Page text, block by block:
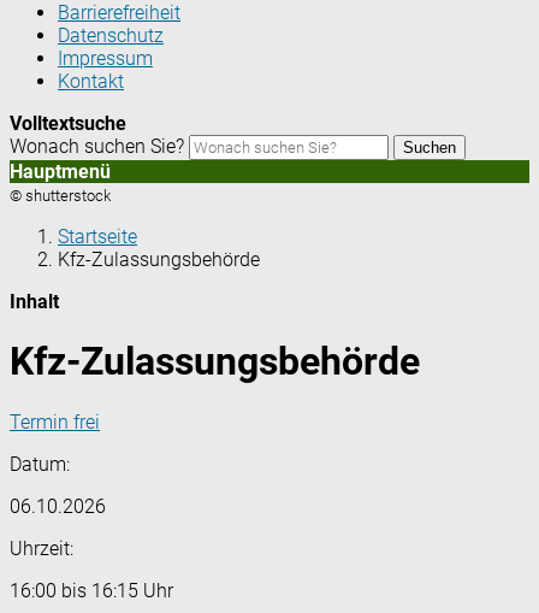
Barrierefreiheit
Datenschutz
Impressum
Kontakt
Volltextsuche
Wonach suchen Sie?
Suchen
Hauptmenü
© shutterstock
Startseite
Kfz-Zulassungsbehörde
Inhalt
Kfz-Zulassungsbehörde
Termin frei
Datum:
06.10.2026
Uhrzeit:
16:00 bis 16:15 Uhr